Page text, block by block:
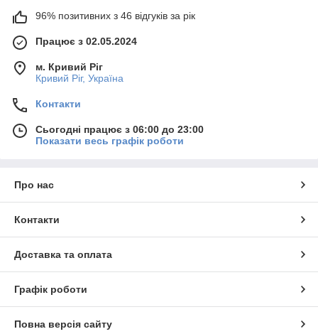
96% позитивних з 46 відгуків за рік
Працює з 02.05.2024
м. Кривий Ріг
Кривий Ріг, Україна
Контакти
Сьогодні працює з 06:00 до 23:00
Показати весь графік роботи
Про нас
Контакти
Доставка та оплата
Графік роботи
Повна версія сайту